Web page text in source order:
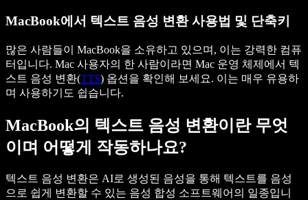
MacBook에서 텍스트 음성 변환 사용법 및 단축키
많은 사람들이 MacBook을 소유하고 있으며, 이는 강력한 컴퓨
터입니다. Mac 사용자의 한 사람이라면 Mac 운영 체제에서 텍
스트 음성 변환(TTS) 옵션을 확인해 보세요. 이는 매우 유용하
며 사용하기도 쉽습니다.
MacBook의 텍스트 음성 변환이란 무엇
이며 어떻게 작동하나요?
텍스트 음성 변환은 AI로 생성된 음성을 통해 텍스트를 음성
으로 쉽게 변환할 수 있는 음성 합성 소프트웨어의 일종입니